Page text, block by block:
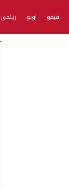
فيفو اوبو ريلمي